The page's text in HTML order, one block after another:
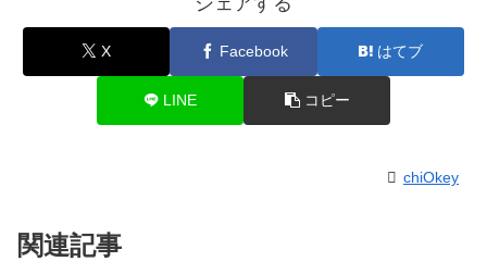
X Facebook はてブ
LINE コピー
chiOkey
関連記事